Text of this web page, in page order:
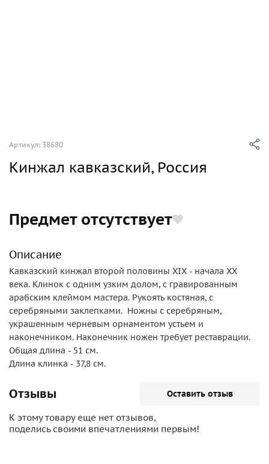
Артикул: 38680
Кинжал кавказский, Россия
Предмет отсутствует
Описание
Кавказский кинжал второй половины XIX - начала ХХ
века. Клинок с одним узким долом, с гравированным
арабским клеймом мастера. Рукоять костяная, с
серебряными заклепками. Ножны с серебряным,
украшенным черневым орнаментом устьем и
наконечником. Наконечник ножен требует реставрации.
Общая длина - 51 см.
Длина клинка - 37,8 см.
Отзывы Оставить отзыв
К этому товару еще нет отзывов,
поделись своими впечатлениями первым!